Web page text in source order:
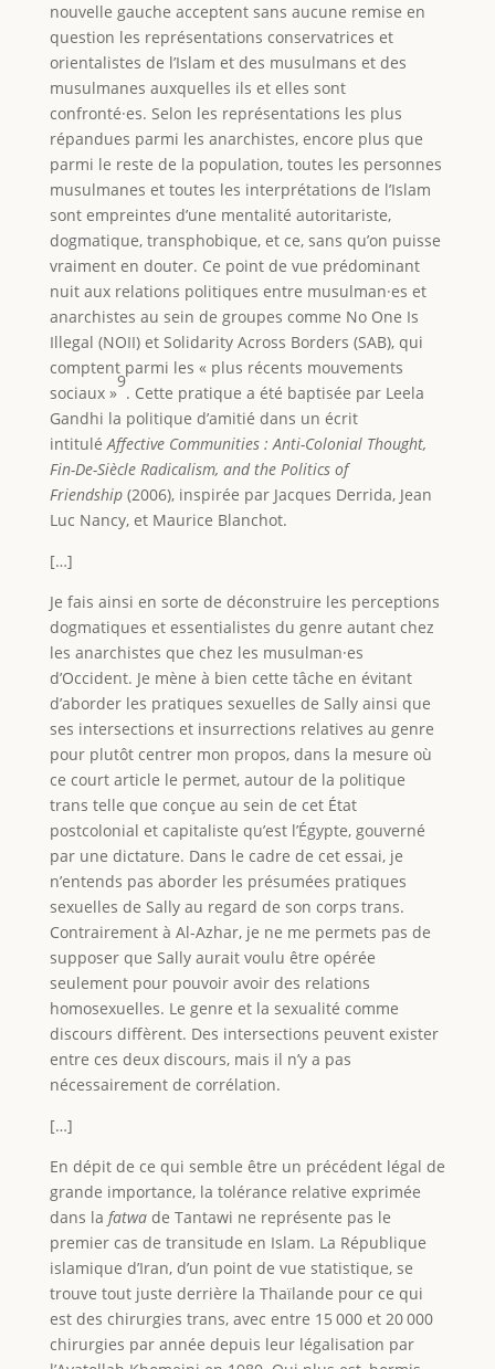
nouvelle gauche acceptent sans aucune remise en
question les représentations conservatrices et
orientalistes de l’Islam et des musulmans et des
musulmanes auxquelles ils et elles sont
confronté·es. Selon les représentations les plus
répandues parmi les anarchistes, encore plus que
parmi le reste de la population, toutes les personnes
musulmanes et toutes les interprétations de l’Islam
sont empreintes d’une mentalité autoritariste,
dogmatique, transphobique, et ce, sans qu’on puisse
vraiment en douter. Ce point de vue prédominant
nuit aux relations politiques entre musulman·es et
anarchistes au sein de groupes comme No One Is
Illegal (NOII) et Solidarity Across Borders (SAB), qui
comptent parmi les « plus récents mouvements
sociaux »
9
. Cette pratique a été baptisée par Leela
Gandhi la politique d’amitié dans un écrit
intituléAffective Communities : Anti-Colonial Thought,
Fin-De-Siècle Radicalism, and the Politics of
Friendship(2006), inspirée par Jacques Derrida, Jean
Luc Nancy, et Maurice Blanchot.
[…]
Je fais ainsi en sorte de déconstruire les perceptions
dogmatiques et essentialistes du genre autant chez
les anarchistes que chez les musulman·es
d’Occident. Je mène à bien cette tâche en évitant
d’aborder les pratiques sexuelles de Sally ainsi que
ses intersections et insurrections relatives au genre
pour plutôt centrer mon propos, dans la mesure où
ce court article le permet, autour de la politique
trans telle que conçue au sein de cet État
postcolonial et capitaliste qu’est l’Égypte, gouverné
par une dictature. Dans le cadre de cet essai, je
n’entends pas aborder les présumées pratiques
sexuelles de Sally au regard de son corps trans.
Contrairement à Al-Azhar, je ne me permets pas de
supposer que Sally aurait voulu être opérée
seulement pour pouvoir avoir des relations
homosexuelles. Le genre et la sexualité comme
discours diffèrent. Des intersections peuvent exister
entre ces deux discours, mais il n’y a pas
nécessairement de corrélation.
[…]
En dépit de ce qui semble être un précédent légal de
grande importance, la tolérance relative exprimée
dans la fatwade Tantawi ne représente pas le
premier cas de transitude en Islam. La République
islamique d’Iran, d’un point de vue statistique, se
trouve tout juste derrière la Thaïlande pour ce qui
est des chirurgies trans, avec entre 15 000 et 20 000
chirurgies par année depuis leur légalisation par